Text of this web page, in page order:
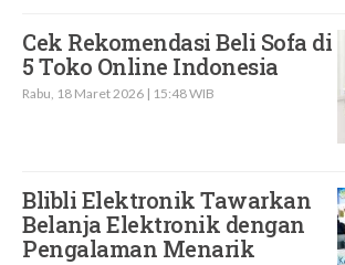
Cek Rekomendasi Beli Sofa di
5 Toko Online Indonesia
Rabu, 18 Maret 2026 | 15:48 WIB
Blibli Elektronik Tawarkan
Belanja Elektronik dengan
Pengalaman Menarik